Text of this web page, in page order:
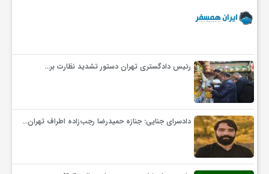
رئیس دادگستری تهران دستور تشدید نظارت بر…
دادسرای جنایی: جنازه حمیدرضا رجب‌زاده اطراف تهران…